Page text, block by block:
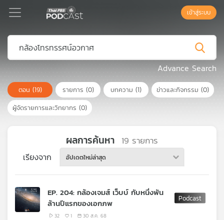
Podcast
เพล
ย์
ลิ
เพล
สต์
เข้าสู่ระบบ
Advance Search
ตอน (19) รายการ (0) บทความ (1) ข่าวและกิจกรรม (0)
ผู้จัดรายการและวิทยากร (0)
ผลการค้นหา 19 รายการ
เรียงจาก อัปเดตใหม่ล่าสุด
EP. 204: กล้องเจมส์ เว็บบ์ กับหนึ่งพัน
ล้านปีแรกของเอกภพ
32 1 30 ส.ค. 68